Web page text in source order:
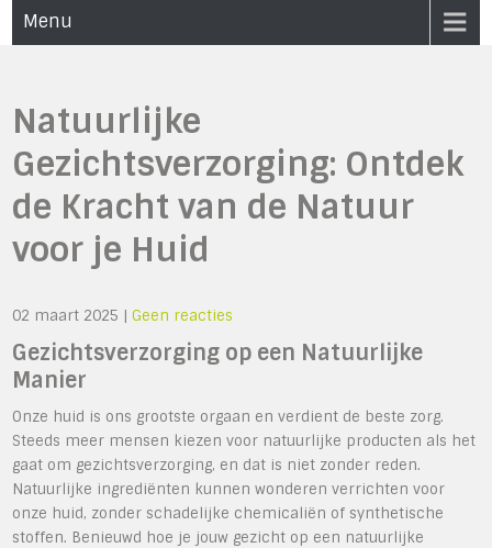
Menu
Natuurlijke
Gezichtsverzorging: Ontdek
de Kracht van de Natuur
voor je Huid
02 maart 2025 |Geen reacties
Gezichtsverzorging op een Natuurlijke
Manier
Onze huid is ons grootste orgaan en verdient de beste zorg.
Steeds meer mensen kiezen voor natuurlijke producten als het
gaat om gezichtsverzorging, en dat is niet zonder reden.
Natuurlijke ingrediënten kunnen wonderen verrichten voor
onze huid, zonder schadelijke chemicaliën of synthetische
stoffen. Benieuwd hoe je jouw gezicht op een natuurlijke